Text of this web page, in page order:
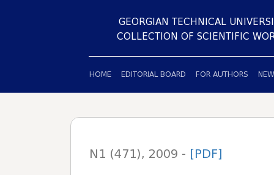
GEORGIAN TECHNICAL
COLLECTION OF SCIENTIFIC
HOME EDITORIAL BOARD FOR AUTHORS
N1 (471), 2009 - [PDF]